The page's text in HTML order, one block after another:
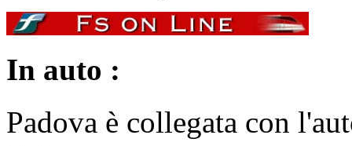
In auto :
Padova è collegata con